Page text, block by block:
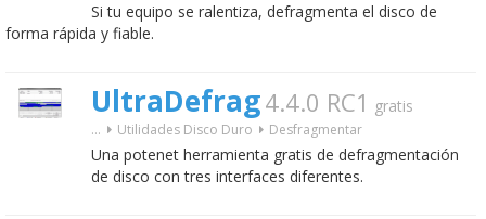
Si tu equipo se ralentiza, defragmenta el disco de
forma rápida y fiable.
UltraDefrag4.4.0 RC1 gratis
... Utilidades Disco Duro Desfragmentar
Una potenet herramienta gratis de defragmentación
de disco con tres interfaces diferentes.